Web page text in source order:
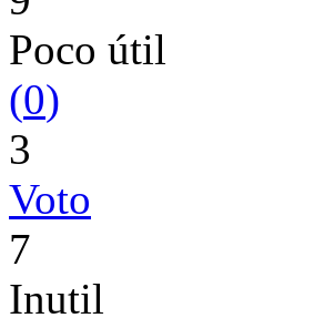
Poco útil
(0)
3
Voto
7
Inutil